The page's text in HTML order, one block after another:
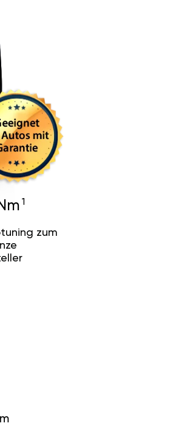
zum